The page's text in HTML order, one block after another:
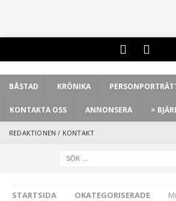
BÅSTAD KRÖNIKA
KONTAKTA OSS ANNONSERA >
REDAKTIONEN / KONTAKT
STARTSIDA OKATEGORISERADE